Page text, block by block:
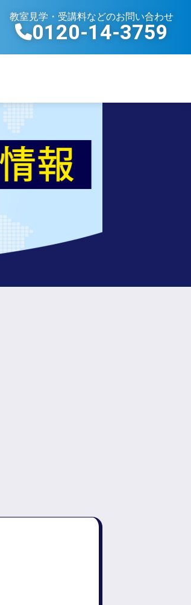
教室見学・受講料などのお問い合わせ
0120-14-3759